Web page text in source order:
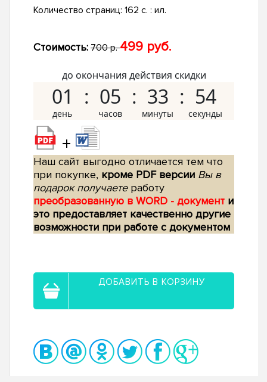
Количество страниц: 162 с. : ил.
Стоимость: 700 р.499 руб.
до окончания действия скидки
01 05 33 53
+
Наш сайт выгодно отличается тем что
при покупке, кроме PDF версии Вы в
подарок получаетеработу
преобразованную в WORD - документ и
это предоставляет качественно другие
возможности при работе с документом
ДОБАВИТЬ В КОРЗИНУ